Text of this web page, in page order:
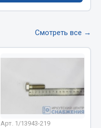
Смотреть все →
Арт. 1/13943-219